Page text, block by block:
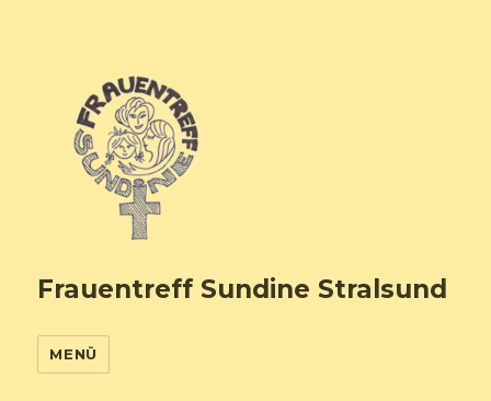
Frauentreff Sundine Stralsund
MENÜ